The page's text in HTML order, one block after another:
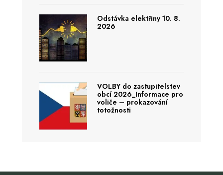
Odstávka elektřiny 10. 8.
2026
VOLBY do zastupitelstev
obcí 2026_Informace pro
voliče – prokazování
totožnosti